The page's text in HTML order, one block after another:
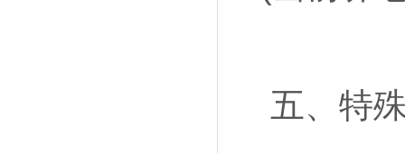
五、特